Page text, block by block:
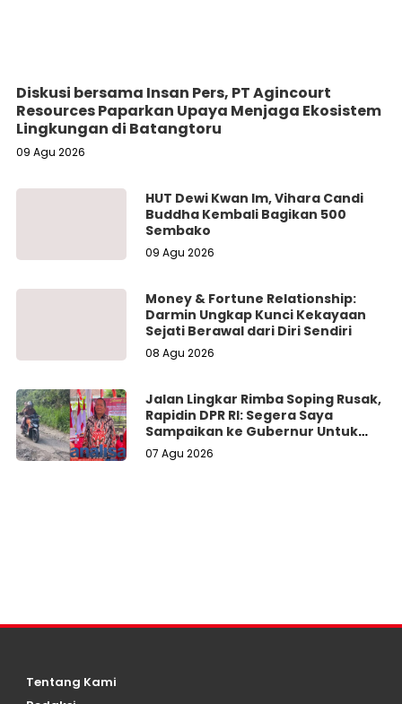
Diskusi bersama Insan Pers, PT Agincourt
Resources Paparkan Upaya Menjaga Ekosistem
Lingkungan di Batangtoru
09 Agu 2026
HUT Dewi Kwan Im, Vihara Candi
Buddha Kembali Bagikan 500
Sembako
09 Agu 2026
Money & Fortune Relationship:
Darmin Ungkap Kunci Kekayaan
Sejati Berawal dari Diri Sendiri
08 Agu 2026
Jalan Lingkar Rimba Soping Rusak,
Rapidin DPR RI: Segera Saya
Sampaikan ke Gubernur Untuk
Perbaikan
07 Agu 2026
Tentang Kami